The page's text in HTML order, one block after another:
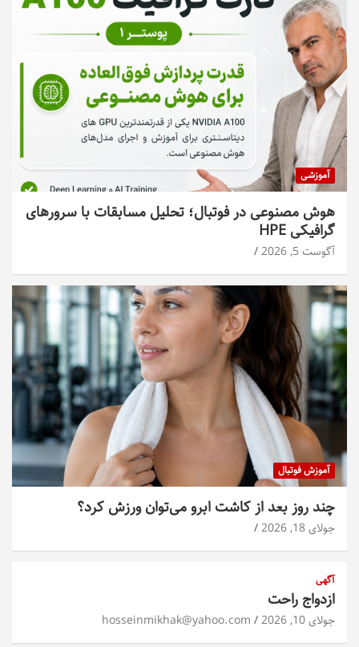
آموزشی
هوش مصنوعی در فوتبال؛ تحلیل مسابقات با سرورهای
گرافیکی HPE
آگوست 5, 2026
آموزش فوتبال
چند روز بعد از کاشت ابرو می‌توان ورزش کرد؟
جولای 18, 2026
آگهی
ازدواج راحت
جولای 10, 2026 hosseinmikhak@yahoo.com